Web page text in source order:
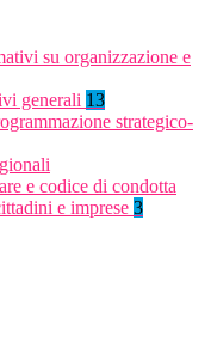
su organizzazione e
generali 13
strategico-
e codice di condotta
e imprese 3